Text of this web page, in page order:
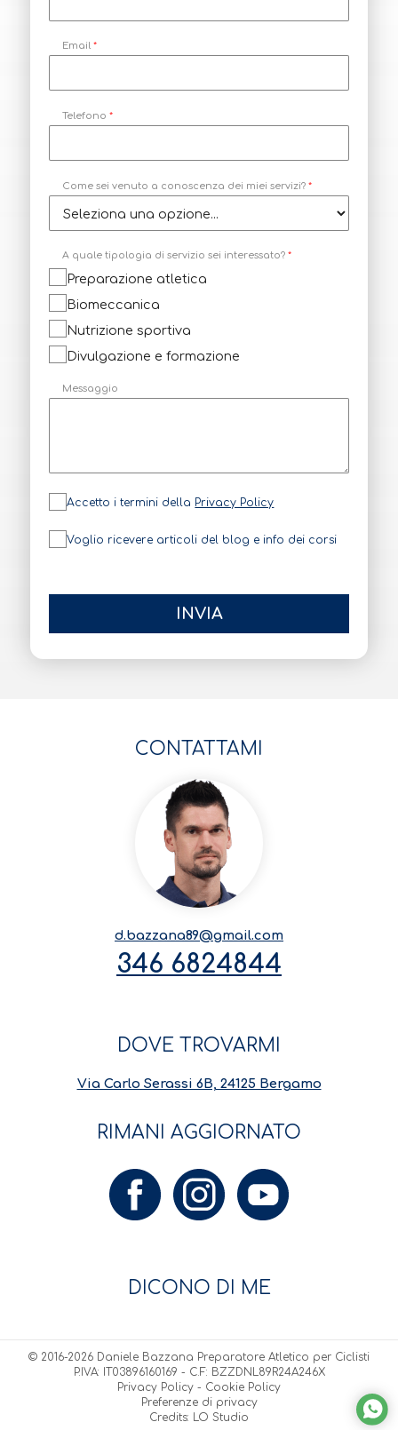
v
z
i
e
v
i
?
Email *
Telefono *
Come sei venuto a conoscenza dei miei servizi? *
A quale tipologia di servizio sei interessato? *
Preparazione atletica
Biomeccanica
Nutrizione sportiva
Divulgazione e formazione
Messaggio
r
v
y
Accetto i termini della Privacy Policy
N
e
e
Voglio ricevere articoli del blog e info dei corsi
INVIA
CONTATTAMI
d.bazzana89@gmail.com
346 6824844
DOVE TROVARMI
Via Carlo Serassi 6B, 24125 Bergamo
RIMANI AGGIORNATO
DICONO DI ME
© 2016-2026 Daniele Bazzana Preparatore Atletico per Ciclisti
P.IVA: IT03896160169 - C.F: BZZDNL89R24A246X
Privacy Policy - Cookie Policy
Preferenze di privacy
Credits: LO Studio